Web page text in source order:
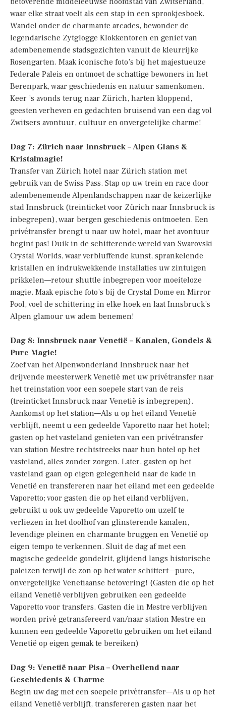
waar elke straat voelt als een stap in een sprookjesboek.
Wandel onder de charmante arcades, bewonder de
legendarische Zytglogge Klokkentoren en geniet van
adembenemende stadsgezichten vanuit de kleurrijke
Rosengarten. Maak iconische foto’s bij het majestueuze
Federale Paleis en ontmoet de schattige bewoners in het
Berenpark, waar geschiedenis en natuur samenkomen.
Keer ’s avonds terug naar Zürich, harten kloppend,
geesten verheven en gedachten bruisend van een dag vol
Zwitsers avontuur, cultuur en onvergetelijke charme!
Dag 7: Zürich naar Innsbruck – Alpen Glans &
Kristalmagie!
Transfer van Zürich hotel naar Zürich station met
gebruik van de Swiss Pass. Stap op uw trein en race door
adembenemende Alpenlandschappen naar de keizerlijke
stad Innsbruck (treinticket voor Zürich naar Innsbruck is
inbegrepen), waar bergen geschiedenis ontmoeten. Een
privétransfer brengt u naar uw hotel, maar het avontuur
begint pas! Duik in de schitterende wereld van Swarovski
Crystal Worlds, waar verbluffende kunst, sprankelende
kristallen en indrukwekkende installaties uw zintuigen
prikkelen—retour shuttle inbegrepen voor moeiteloze
magie. Maak epische foto’s bij de Crystal Dome en Mirror
Pool, voel de schittering in elke hoek en laat Innsbruck’s
Alpen glamour uw adem benemen!
Dag 8: Innsbruck naar Venetië – Kanalen, Gondels &
Pure Magie!
Zoef van het Alpenwonderland Innsbruck naar het
drijvende meesterwerk Venetië met uw privétransfer naar
het treinstation voor een soepele start van de reis
(treinticket Innsbruck naar Venetië is inbegrepen).
Aankomst op het station—Als u op het eiland Venetië
verblijft, neemt u een gedeelde Vaporetto naar het hotel;
gasten op het vasteland genieten van een privétransfer
van station Mestre rechtstreeks naar hun hotel op het
vasteland, alles zonder zorgen. Later, gasten op het
vasteland gaan op eigen gelegenheid naar de kade in
Venetië en transfereren naar het eiland met een gedeelde
Vaporetto; voor gasten die op het eiland verblijven,
gebruikt u ook uw gedeelde Vaporetto om uzelf te
verliezen in het doolhof van glinsterende kanalen,
levendige pleinen en charmante bruggen en Venetië op
eigen tempo te verkennen. Sluit de dag af met een
magische gedeelde gondelrit, glijdend langs historische
paleizen terwijl de zon op het water schittert—pure,
onvergetelijke Venetiaanse betovering! (Gasten die op het
eiland Venetië verblijven gebruiken een gedeelde
Vaporetto voor transfers. Gasten die in Mestre verblijven
worden privé getransfereerd van/naar station Mestre en
kunnen een gedeelde Vaporetto gebruiken om het eiland
Venetië op eigen gemak te bereiken)
Dag 9: Venetië naar Pisa – Overhellend naar
Geschiedenis & Charme
Begin uw dag met een soepele privétransfer—Als u op het
eiland Venetië verblijft, transfereren gasten naar het